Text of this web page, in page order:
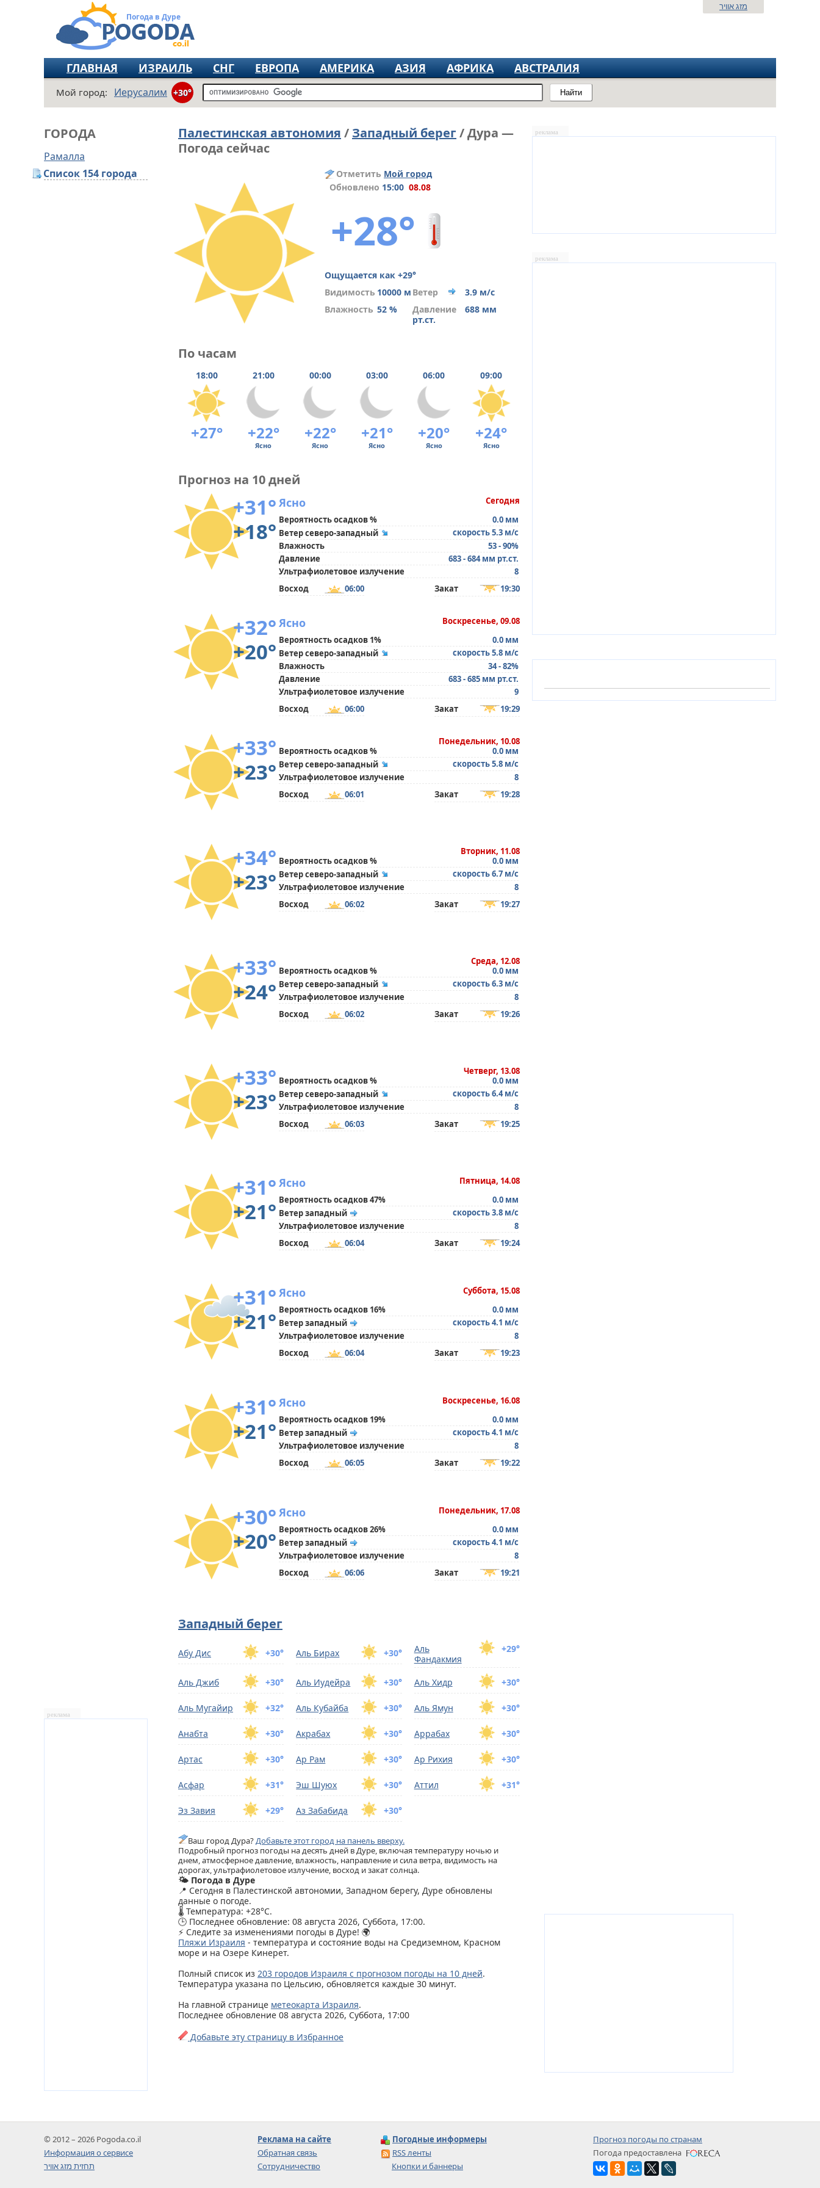
Погода в Дуре
Найти
מזג אוויר
ГЛАВНАЯ ИЗРАИЛЬ СНГ ЕВРОПА АМЕРИКА АЗИЯ АФРИКА АВСТРАЛИЯ
Мой город: Иерусалим +30°
ГОРОДА
Рамалла
Список 154 города
реклама
Палестинская автономия / Западный берег / Дура —
Погода сейчас
Отметить Мой город
Обновлено 15:00 08.08
+28°
Ощущается как +29°
Видимость 10000 м Ветер
3.9 м/с
Влажность 52 % Давление
688 мм
рт.ст.
По часам
18:00 21:00 00:00 03:00 06:00 09:00
+27° +22° +22° +21° +20° +24°
Ясно Ясно Ясно Ясно Ясно
Прогноз на 10 дней
+31°
+18°
Сегодня
Ясно
Вероятность осадков %
0.0 мм
Ветер северо-западный
скорость 5.3 м/с
Влажность
53 - 90%
Давление
683 - 684 мм рт.ст.
Ультрафиолетовое излучение
8
Восход
06:00 Закат 19:30
+32°
+20°
Воскресенье, 09.08
Ясно
Вероятность осадков 1%
0.0 мм
Ветер северо-западный
скорость 5.8 м/с
Влажность
34 - 82%
Давление
683 - 685 мм рт.ст.
Ультрафиолетовое излучение
9
Восход
06:00 Закат 19:29
+33°
+23°
Понедельник, 10.08
Вероятность осадков %
0.0 мм
Ветер северо-западный
скорость 5.8 м/с
Ультрафиолетовое излучение
8
Восход
06:01 Закат 19:28
+34°
+23°
Вторник, 11.08
Вероятность осадков %
0.0 мм
Ветер северо-западный
скорость 6.7 м/с
Ультрафиолетовое излучение
8
Восход
06:02 Закат 19:27
+33°
+24°
Среда, 12.08
Вероятность осадков %
0.0 мм
Ветер северо-западный
скорость 6.3 м/с
Ультрафиолетовое излучение
8
Восход
06:02 Закат 19:26
+33°
+23°
Четверг, 13.08
Вероятность осадков %
0.0 мм
Ветер северо-западный
скорость 6.4 м/с
Ультрафиолетовое излучение
8
Восход
06:03 Закат 19:25
+31°
+21°
Пятница, 14.08
Ясно
Вероятность осадков 47%
0.0 мм
Ветер западный
скорость 3.8 м/с
Ультрафиолетовое излучение
8
Восход
06:04 Закат 19:24
+31°
+21°
Суббота, 15.08
Ясно
Вероятность осадков 16%
0.0 мм
Ветер западный
скорость 4.1 м/с
Ультрафиолетовое излучение
8
Восход
06:04 Закат 19:23
+31°
+21°
Воскресенье, 16.08
Ясно
Вероятность осадков 19%
0.0 мм
Ветер западный
скорость 4.1 м/с
Ультрафиолетовое излучение
8
Восход
06:05 Закат 19:22
+30°
+20°
Понедельник, 17.08
Ясно
Вероятность осадков 26%
0.0 мм
Ветер западный
скорость 4.1 м/с
Ультрафиолетовое излучение
8
Восход
06:06 Закат 19:21
Западный берег
+30°
Абу Дис +30°
Аль Бирах +29°
Аль
Фандакмия
+30°
Аль Джиб +30°
Аль Иудейра +30°
Аль Хидр
+32°
Аль Мугайир +30°
Аль Кубайба +30°
Аль Ямун
+30°
Анабта +30°
Акрабах +30°
Аррабах
+30°
Артас +30°
Ар Рам +30°
Ар Рихия
+31°
Асфар +30°
Эш Шуюх +31°
Аттил
+29°
Эз Завия +30°
Аз Забабида
Ваш город Дура?Добавьте этот город на панель вверху.
Подробный прогноз погоды на десять дней в Дуре, включая температуру ночью и
днем, атмосферное давление, влажность, направление и сила ветра, видимость на
дорогах, ультрафиолетовое излучение, восход и закат солнца.
🌤️ Погода в Дуре
📍 Сегодня в Палестинской автономии, Западном берегу, Дуре обновлены
данные о погоде.
🌡️ Температура: +28°C.
🕒 Последнее обновление: 08 августа 2026, Суббота, 17:00.
⚡ Следите за изменениями погоды в Дуре! 🌍
Пляжи Израиля - температура и состояние воды на Средиземном, Красном
море и на Озере Кинерет.
Полный список из 203 городов Израиля с прогнозом погоды на 10 дней.
Температура указана по Цельсию, обновляется каждые 30 минут.
На главной странице метеокарта Израиля.
Последнее обновление 08 августа 2026, Суббота, 17:00
Добавьте эту страницу в Избранное
реклама
реклама
© 2012 – 2026 Pogoda.co.il
Информация о сервисе
תחזית מזג אוויר
Реклама на сайте
Обратная связь
Сотрудничество
Погодные информеры
RSS ленты
Кнопки и баннеры
Прогноз погоды по странам
Погода предоставлена